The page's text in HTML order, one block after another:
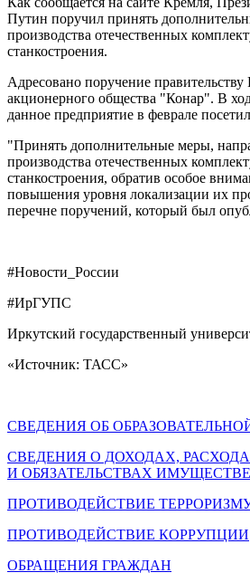
Путин поручил принять
производства отечественных
станкостроения.
Адресовано поручение
акционерного общества "Конар". В
данное предприятие в феврале посетил
"Принять дополнительные меры,
производства отечественных
станкостроения, обратив особое
повышения уровня локализации их
перечне поручений, который был
#Новости_России
#ИрГУПС
Иркутский государственный
«Источник: ТАСС»
СВЕДЕНИЯ ОБ
СВЕДЕНИЯ О ДОХОДАХ,
И ОБЯЗАТЕЛЬСТВАХ
ПРОТИВОДЕЙСТВИЕ
ПРОТИВОДЕЙСТВИЕ КОРРУПЦИИ
ОБРАЩЕНИЯ ГРАЖДАН